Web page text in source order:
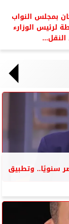
بمجلس النواب
لرئيس الوزارء
سنويًا.. وتطبيق